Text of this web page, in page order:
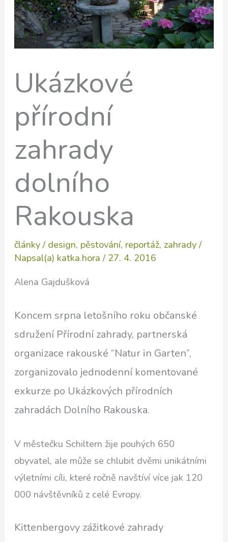
Ukázkové
přírodní
zahrady
dolního
Rakouska
články/ design, pěstování, reportáž, zahrady/
Napsal(a) katka.hora/ 27. 4. 2016
Alena Gajdušková
Koncem srpna letošního roku občanské
sdružení Přírodní zahrady, partnerská
organizace rakouské “Natur in Garten”,
zorganizovalo jednodenní komentované
exkurze po Ukázkových přírodních
zahradách Dolního Rakouska.
V městečku Schiltern žije pouhých 650
obyvatel, ale může se chlubit dvěmi unikátními
výletními cíli, které ročně navštíví více jak 120
000 návštěvníků z celé Evropy.
Kittenbergovy zážitkové zahrady